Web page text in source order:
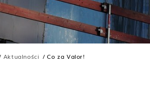
Aktualności Co za Valor!